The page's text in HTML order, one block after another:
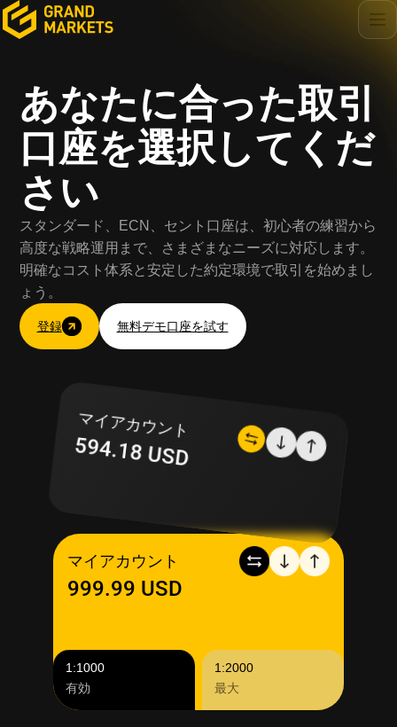
あなたに合った取引
口座を選択してくだ
さい
スタンダード、ECN、セント口座は、初心者の練習から
高度な戦略運用まで、さまざまなニーズに対応します。
明確なコスト体系と安定した約定環境で取引を始めまし
ょう。
登録 無料デモ口座を試す
マイアカウント
594.18 USD
マイアカウント
999.99 USD
1:1000
有効
1:2000
最大